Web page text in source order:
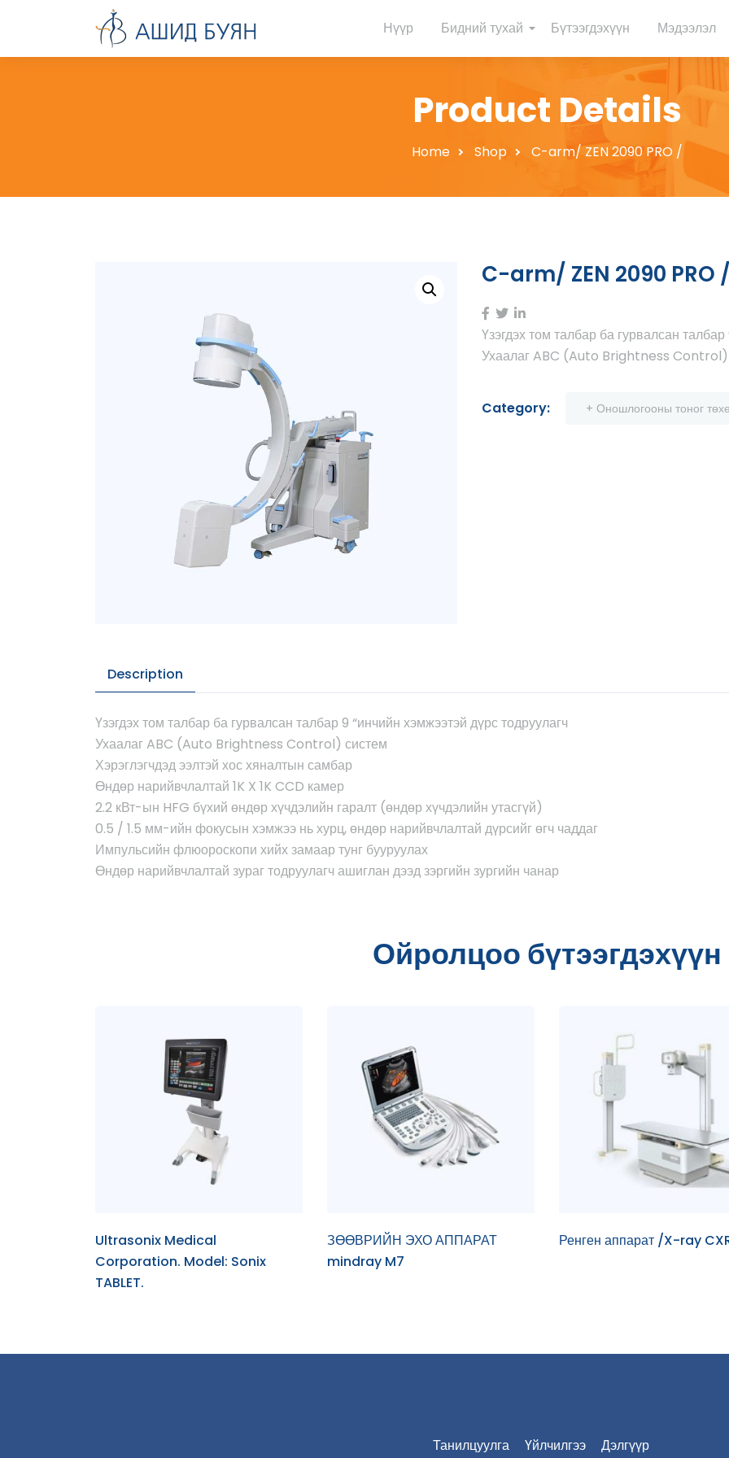
Нүүр Бидний тухай Бүтээгдэхүүн Мэдээлэл
Product Details
Home Shop C-arm/ ZEN 2090 PRO /
C-arm/ ZEN 2090 PRO /
Үзэгдэх том талбар ба гурвалсан
Ухаалаг ABC (Auto Brightness Control)
Category: + Оношлогооны тоног
Description
Үзэгдэх том талбар ба гурвалсан талбар 9 “инчийн хэмжээтэй дүрс тодруулагч
Ухаалаг ABC (Auto Brightness Control) систем
Хэрэглэгчдэд ээлтэй хос хяналтын самбар
Өндөр нарийвчлалтай 1K X 1K CCD камер
2.2 кВт-ын HFG бүхий өндөр хүчдэлийн гаралт (өндөр хүчдэлийн утасгүй)
0.5 / 1.5 мм-ийн фокусын хэмжээ нь хурц, өндөр нарийвчлалтай дүрсийг өгч чаддаг
Импульсийн флюороскопи хийх замаар тунг бууруулах
Өндөр нарийвчлалтай зураг тодруулагч ашиглан дээд зэргийн зургийн чанар
Ойролцоо бүтээгдэхүүн
Ultrasonix Medical
Corporation. Model: Sonix
TABLET.
ЗӨӨВРИЙН ЭХО АППАРАТ
mindray M7
Ренген аппарат /X-ray
Танилцуулга Үйлчилгээ
Дэлгүүр